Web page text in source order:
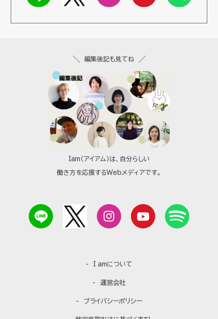
Iam（アイアム）は、自分らしい
働き方を応援するWebメディアです。
I amについて
運営会社
プライバシーポリシー
編集後記も見てね